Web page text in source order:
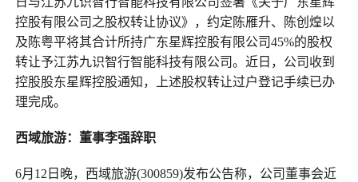
控股有限公司之股权转让协议》，约定陈雁升、陈创煌以
及陈粤平将其合计所持广东星辉控股有限公司45%的股权
转让予江苏九识智行智能科技有限公司。近日，公司收到
控股股东星辉控股通知，上述股权转让过户登记手续已办
理完成。
西域旅游：董事李强辞职
6月12日晚，西域旅游(300859)发布公告称，公司董事会近